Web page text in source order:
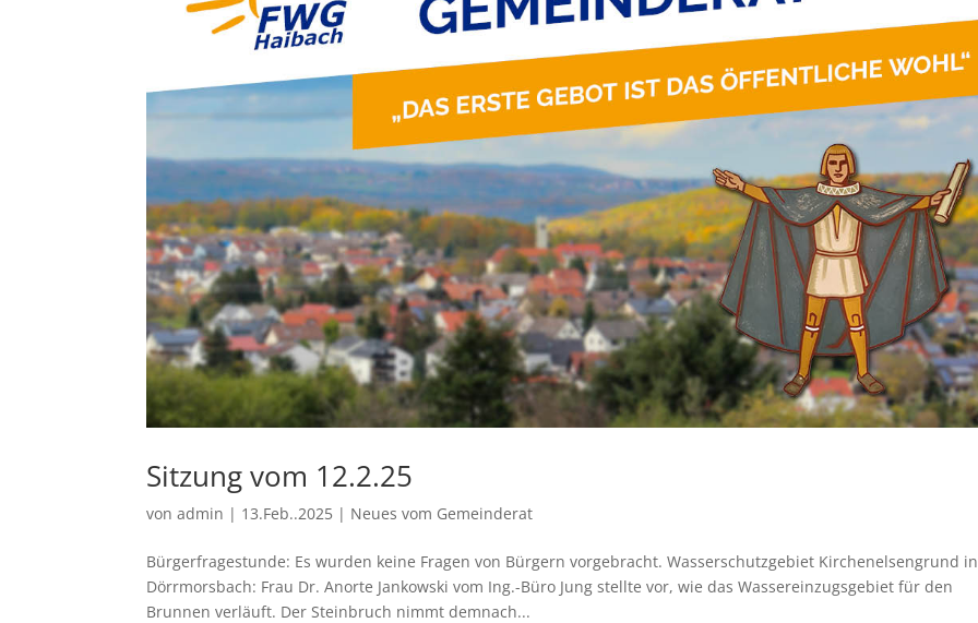
Sitzung vom 12.2.25
vonadmin | 13.Feb..2025 | Neues vom Gemeinderat
Bürgerfragestunde: Es wurden keine Fragen von Bürgern vorgebracht. Wasserschutzgebiet Kirchenelsengrund in
Dörrmorsbach: Frau Dr. Anorte Jankowski vom Ing.-Büro Jung stellte vor, wie das Wassereinzugsgebiet für den
Brunnen verläuft. Der Steinbruch nimmt demnach...